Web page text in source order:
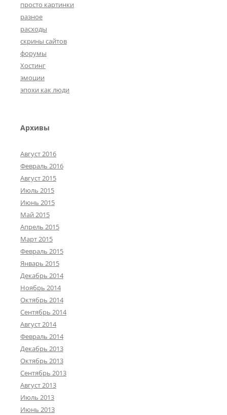
просто картинки
разное
расходы
скрины сайтов
форумы
Хостинг
эмоции
эпохи как люди
Архивы
Август 2016
Февраль 2016
Август 2015
Июль 2015
Июнь 2015
Май 2015
Апрель 2015
Март 2015
Февраль 2015
Январь 2015
Декабрь 2014
Ноябрь 2014
Октябрь 2014
Сентябрь 2014
Август 2014
Февраль 2014
Декабрь 2013
Октябрь 2013
Сентябрь 2013
Август 2013
Июль 2013
Июнь 2013